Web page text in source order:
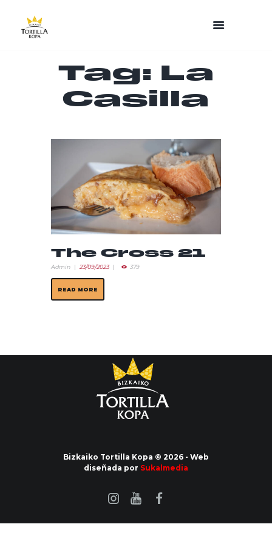
Tag: La
Casilla
The Cross 21
Admin 23/09/2023 379
READ MORE
Bizkaiko Tortilla Kopa © 2026 - Web
diseñada por Sukalmedia